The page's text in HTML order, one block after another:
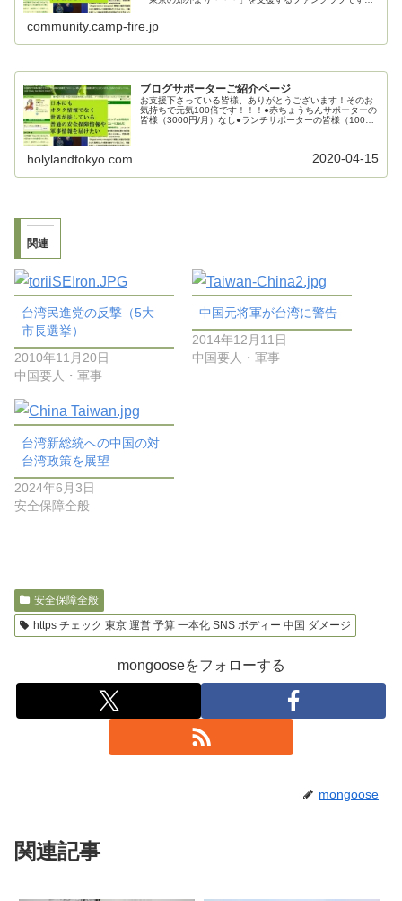
community.camp-fire.jp
ブログサポーターご紹介ページ
お支援下さっている皆様、ありがとうございます！そのお
気持ちで元気100倍です！！！●赤ちょうちんサポーターの
皆様（3000円/月）なし●ランチサポーターの皆様（1000
holylandtokyo.com 2020-04-15
関連
台湾民進党の反撃（5大
市長選挙）
2010年11月20日
中国要人・軍事
中国元将軍が台湾に警告
2014年12月11日
中国要人・軍事
台湾新総統への中国の対
台湾政策を展望
2024年6月3日
安全保障全般
安全保障全般
https チェック 東京 運営 予算 一本化 SNS ボディー 中国 ダメージ
mongooseをフォローする
mongoose
関連記事